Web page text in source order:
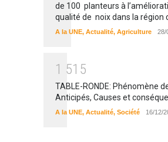
de 100 planteurs à
qualité de noix dans la région
A la UNE, Actualité, Agriculture 28/
1 51 5
TABLE-RONDE: Phénomène
Anticipés, Causes et
A la UNE, Actualité, Société 16/12/